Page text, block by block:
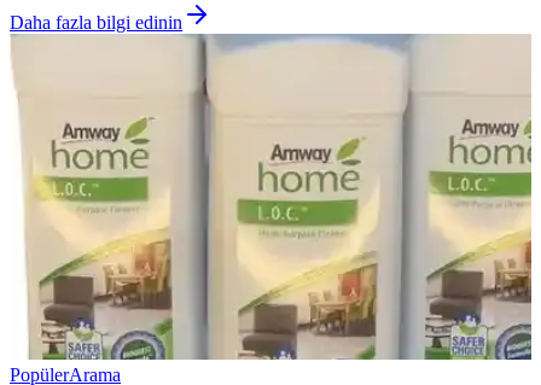
Daha fazla bilgi edinin
PopülerArama